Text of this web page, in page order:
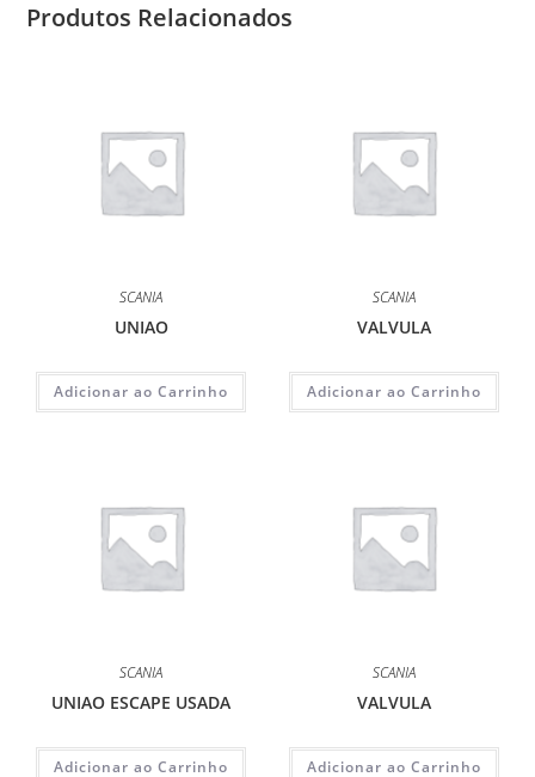
Produtos Relacionados
SCANIA
UNIAO
Adicionar ao Carrinho
SCANIA
VALVULA
Adicionar ao Carrinho
SCANIA
UNIAO ESCAPE USADA
Adicionar ao Carrinho
SCANIA
VALVULA
Adicionar ao Carrinho